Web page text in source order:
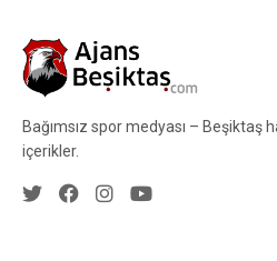
Bağımsız spor medyası – Beşiktaş
içerikler.